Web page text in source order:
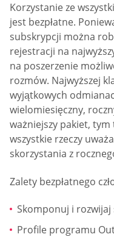
Korzystanie ze
jest bezpłatne.
subskrypcji można
rejestracji na
na poszerzenie
rozmów. Najwyższej
wyjątkowych
wielomiesięczny,
ważniejszy pakiet, tym
wszystkie rzeczy
skorzystania z
Zalety bezpłatnego
Skomponuj i
Profile programu